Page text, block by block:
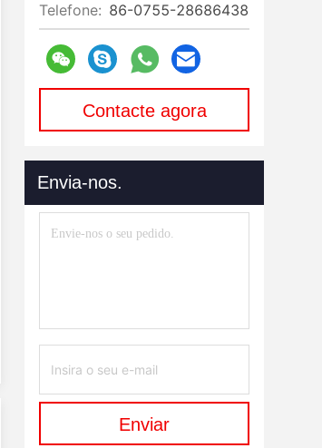
Telefone: 86-0755-28686438
Contacte agora
Envia-nos.
Enviar